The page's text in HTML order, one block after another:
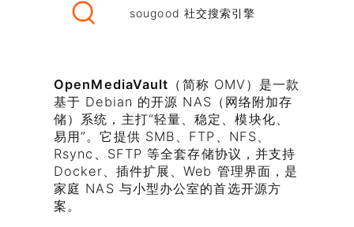
sougood 社交搜索引擎
OpenMediaVault （简称 OMV）是一款
基于 Debian 的开源 NAS（网络附加存
储）系统，主打“轻量、稳定、模块化、
易用”。它提供 SMB、FTP、NFS、
Rsync、SFTP 等全套存储协议，并支持
Docker、插件扩展、Web 管理界面，是
家庭 NAS 与小型办公室的首选开源方
案。